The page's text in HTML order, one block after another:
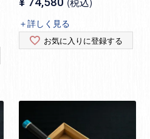
＋詳しく見る
お気に入りに登録する